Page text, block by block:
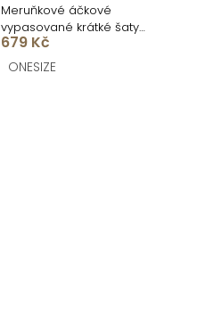
Meruňkové áčkové
vypasované krátké šaty
ULJANA s kytkami
679 Kč
ONESIZE